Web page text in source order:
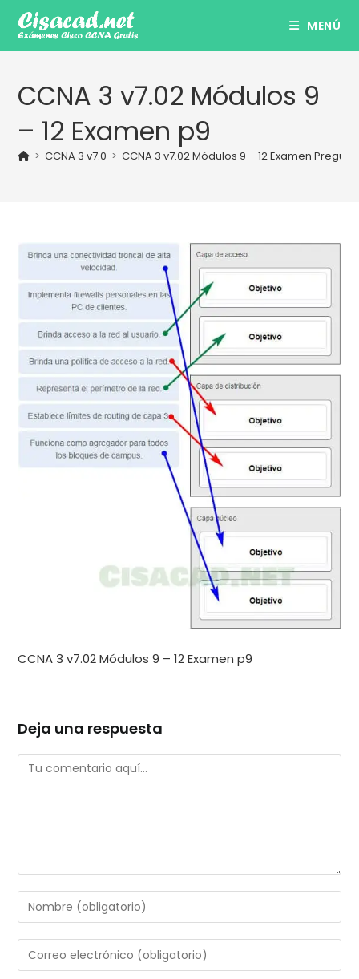
contenido
MENÚ
CCNA 3 v7.02 Módulos 9
– 12 Examen p9
> CCNA 3 v7.0 > CCNA 3 v7.02 Módulos 9 – 12 Examen
CCNA 3 v7.02 Módulos 9 – 12 Examen p9
Deja una respuesta
Comentario
Introduce
tu
nombre
Introduce
tu